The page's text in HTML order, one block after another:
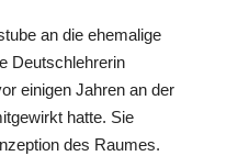
an die ehemalige
Deutschlehrerin
einigen Jahren an der
hatte. Sie
des Raumes.